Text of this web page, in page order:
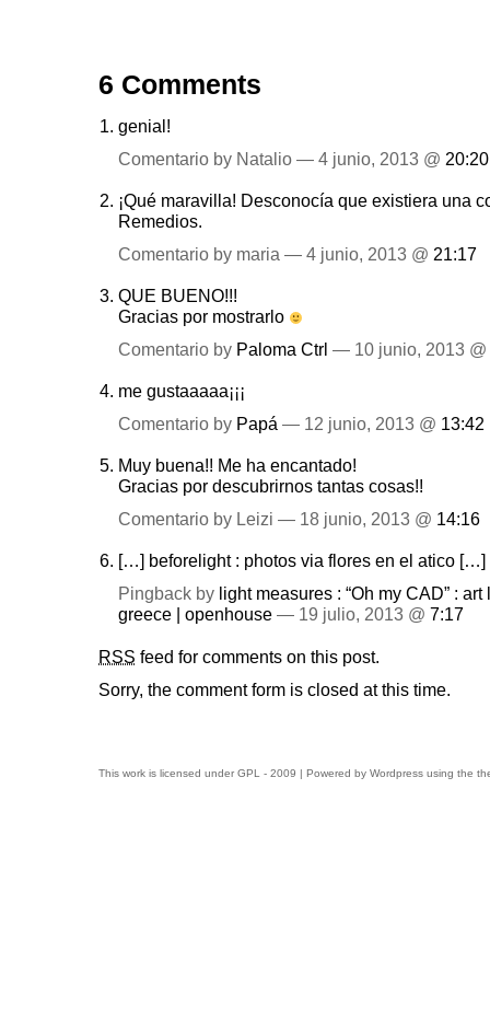
6 Comments
genial!
Comentario by Natalio — 4 junio, 2013 @ 20:20
¡Qué maravilla! Desconocía que existiera una
Remedios.
Comentario by maria — 4 junio, 2013 @ 21:17
QUE BUENO!!!
Gracias por mostrarlo
Comentario by Paloma Ctrl — 10 junio, 2013 @
me gustaaaaa¡¡¡
Comentario by Papá — 12 junio, 2013 @ 13:42
Muy buena!! Me ha encantado!
Gracias por descubrirnos tantas cosas!!
Comentario by Leizi — 18 junio, 2013 @ 14:16
[…] beforelight : photos via flores en el atico […]
Pingback by light measures : “Oh my CAD” :
greece | openhouse — 19 julio, 2013 @ 7:17
RSS feed for comments on this post.
Sorry, the comment form is closed at this time.
This work is licensed under GPL - 2009 | Powered by Wordpress using the